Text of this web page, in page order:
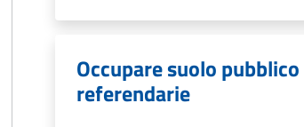
Occupare suolo
referendarie